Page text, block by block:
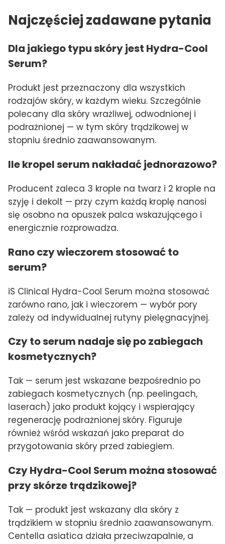
Najczęściej zadawane pytania
Dla jakiego typu skóry jest Hydra-Cool
Serum?
Produkt jest przeznaczony dla wszystkich
rodzajów skóry, w każdym wieku. Szczególnie
polecany dla skóry wrażliwej, odwodnionej i
podrażnionej — w tym skóry trądzikowej w
stopniu średnio zaawansowanym.
Ile kropel serum nakładać jednorazowo?
Producent zaleca 3 krople na twarz i 2 krople na
szyję i dekolt — przy czym każdą kroplę nanosi
się osobno na opuszek palca wskazującego i
energicznie rozprowadza.
Rano czy wieczorem stosować to
serum?
iS Clinical Hydra-Cool Serum można stosować
zarówno rano, jak i wieczorem — wybór pory
zależy od indywidualnej rutyny pielęgnacyjnej.
Czy to serum nadaje się po zabiegach
kosmetycznych?
Tak — serum jest wskazane bezpośrednio po
zabiegach kosmetycznych (np. peelingach,
laserach) jako produkt kojący i wspierający
regenerację podrażnionej skóry. Figuruje
również wśród wskazań jako preparat do
przygotowania skóry przed zabiegiem.
Czy Hydra-Cool Serum można stosować
przy skórze trądzikowej?
Tak — produkt jest wskazany dla skóry z
trądzikiem w stopniu średnio zaawansowanym.
Centella asiatica działa przeciwzapalnie, a